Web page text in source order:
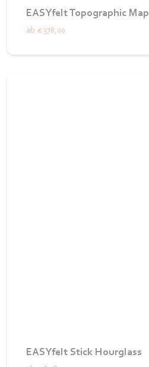
EASYfelt Topographic Map
ab € 378,00
EASYfelt Stick Hourglass